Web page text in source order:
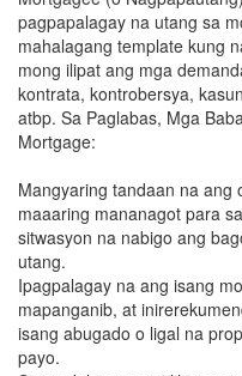
pagpapalagay na utang sa
mahalagang template kung
mong ilipat ang mga
kontrata, kontrobersya,
atbp. Sa Paglabas, Mga
Mortgage:
Mangyaring tandaan na ang
maaaring mananagot para
sitwasyon na nabigo ang
utang.
Ipagpalagay na ang isang
mapanganib, at
isang abugado o ligal na
payo.